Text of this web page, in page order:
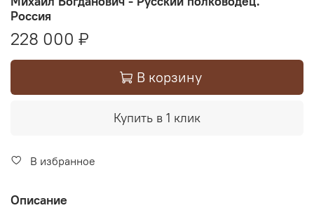
Россия
228 000 ₽
В корзину
Купить в 1 клик
В избранное
Описание